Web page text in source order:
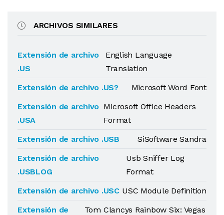
ARCHIVOS SIMILARES
Extensión de archivo
.US
English Language
Translation
Extensión de archivo .US?
Microsoft Word Font
Extensión de archivo
.USA
Microsoft Office Headers
Format
Extensión de archivo .USB
SiSoftware Sandra
Extensión de archivo
.USBLOG
Usb Sniffer Log
Format
Extensión de archivo .USC USC Module Definition
Extensión de
Tom Clancys Rainbow Six: Vegas